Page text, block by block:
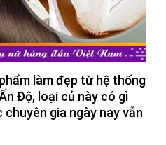
làm đẹp từ hệ thống
Độ, loại củ này có gì
gia ngày nay vẫn